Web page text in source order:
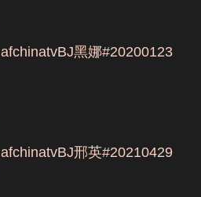
afchinatvBJ黑娜#20200123
afchinatvBJ邢英#20210429